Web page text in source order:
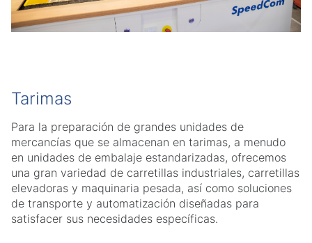
Tarimas
Para la preparación de grandes unidades de
mercancías que se almacenan en tarimas, a menudo
en unidades de embalaje estandarizadas, ofrecemos
una gran variedad de carretillas industriales, carretillas
elevadoras y maquinaria pesada, así como soluciones
de transporte y automatización diseñadas para
satisfacer sus necesidades específicas.